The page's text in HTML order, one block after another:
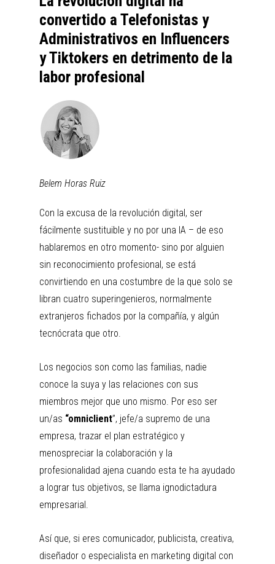
convertido a Telefonistas y
Administrativos en Influencers
y Tiktokers en detrimento de la
labor profesional
Belem Horas Ruiz
Con la excusa de la revolución digital, ser
fácilmente sustituible y no por una IA – de eso
hablaremos en otro momento- sino por alguien
sin reconocimiento profesional, se está
convirtiendo en una costumbre de la que solo se
libran cuatro superingenieros, normalmente
extranjeros fichados por la compañía, y algún
tecnócrata que otro.
Los negocios son como las familias, nadie
conoce la suya y las relaciones con sus
miembros mejor que uno mismo. Por eso ser
un/as “omniclient”, jefe/a supremo de una
empresa, trazar el plan estratégico y
menospreciar la colaboración y la
profesionalidad ajena cuando esta te ha ayudado
a lograr tus objetivos, se llama ignodictadura
empresarial.
Así que, si eres comunicador, publicista, creativa,
diseñador o especialista en marketing digital con